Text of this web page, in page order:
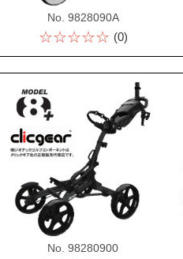
No. 9828090A
☆☆☆☆☆ (0)
No. 98280900